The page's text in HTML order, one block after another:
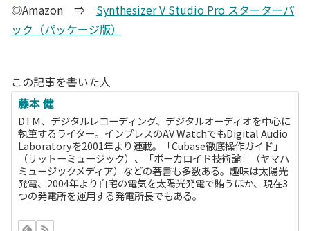
◎Amazon ⇒ Synthesizer V Studio Pro スターターパ
ック（パッケージ版）
この記事を書いた人
藤本 健
DTM、デジタルレコーディング、デジタルオーディオを中心に
執筆するライター。インプレスのAV WatchでもDigital Audio
Laboratoryを2001年より連載。「Cubase徹底操作ガイド」
（リットーミュージック）、「ボーカロイド技術論」（ヤマハ
ミュージックメディア）などの著書も多数ある。趣味は太陽光
発電、2004年より自宅の電気を太陽光発電で賄うほか、現在3
つの発電所を運用する発電所長でもある。